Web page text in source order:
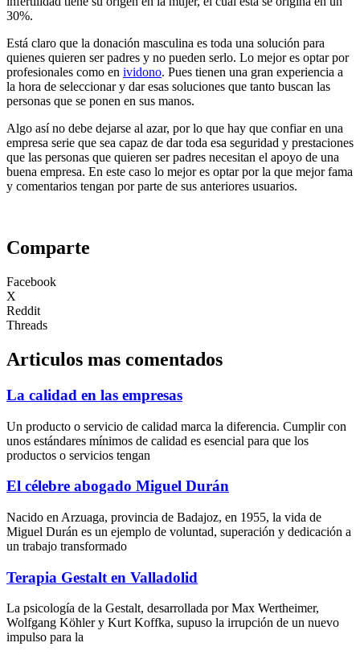
30%.
Está claro que la donación masculina es toda una solución para
quienes quieren ser padres y no pueden serlo. Lo mejor es optar por
profesionales como en ividono. Pues tienen una gran experiencia a
la hora de seleccionar y dar esas soluciones que tanto buscan las
personas que se ponen en sus manos.
Algo así no debe dejarse al azar, por lo que hay que confiar en una
empresa serie que sea capaz de dar toda esa seguridad y prestaciones
que las personas que quieren ser padres necesitan el apoyo de una
buena empresa. En este caso lo mejor es optar por la que mejor fama
y comentarios tengan por parte de sus anteriores usuarios.
Comparte
Facebook
X
Reddit
Threads
Articulos mas comentados
La calidad en las empresas
Un producto o servicio de calidad marca la diferencia. Cumplir con
unos estándares mínimos de calidad es esencial para que los
productos o servicios tengan
El célebre abogado Miguel Durán
Nacido en Arzuaga, provincia de Badajoz, en 1955, la vida de
Miguel Durán es un ejemplo de voluntad, superación y dedicación a
un trabajo transformado
Terapia Gestalt en Valladolid
La psicología de la Gestalt, desarrollada por Max Wertheimer,
Wolfgang Köhler y Kurt Koffka, supuso la irrupción de un nuevo
impulso para la